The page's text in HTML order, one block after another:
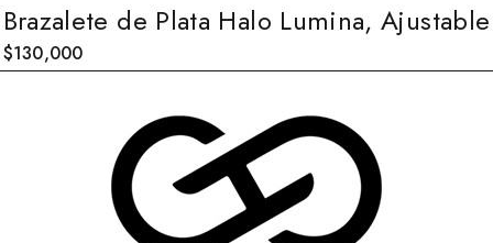
Brazalete de Plata Halo Lumina, Ajustable
$130,000